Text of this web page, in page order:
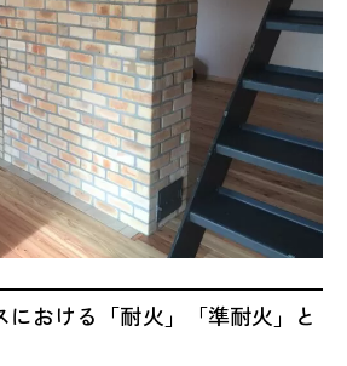
おける「耐火」「準耐火」と